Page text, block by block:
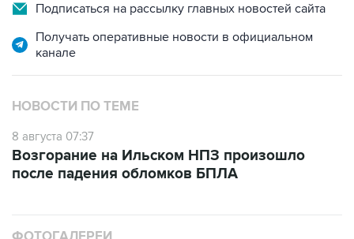
Подписаться на рассылку главных новостей сайта
Получать оперативные новости в официальном
канале
НОВОСТИ ПО ТЕМЕ
8 августа 07:37
Возгорание на Ильском НПЗ произошло
после падения обломков БПЛА